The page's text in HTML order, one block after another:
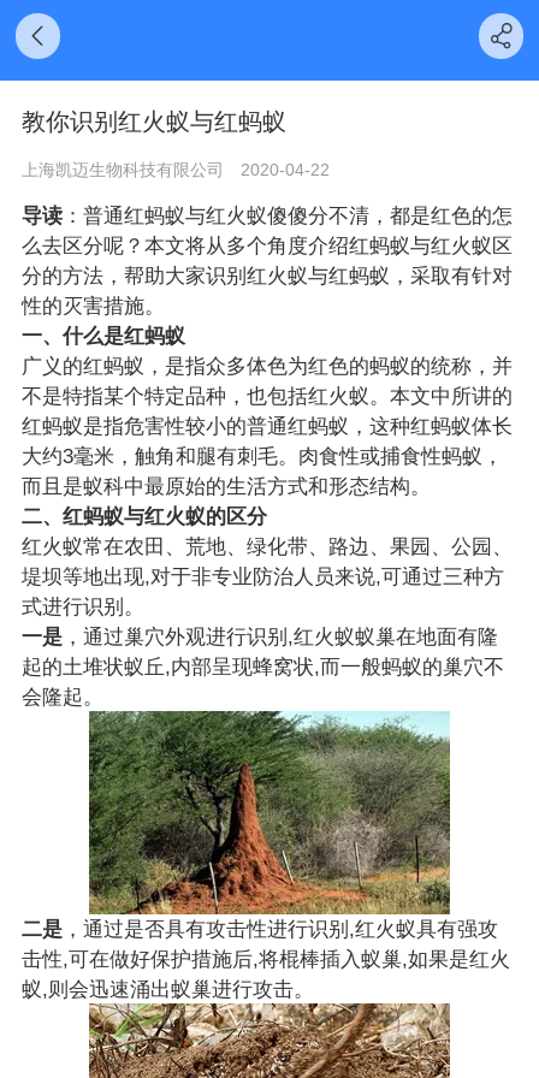
教你识别红火蚁与红蚂蚁
上海凯迈生物科技有限公司 2020-04-22
导读 ：普通红蚂蚁与红火蚁傻傻分不清，都是红色的怎
么去区分呢？本文将从多个角度介绍红蚂蚁与红火蚁区
分的方法，帮助大家识别红火蚁与红蚂蚁，采取有针对
性的灭害措施。
一、什么是红蚂蚁
广义的红蚂蚁，是指众多体色为红色的蚂蚁的统称，并
不是特指某个特定品种 ，也包括红火蚁。本文中所讲的
红蚂蚁是指危害性较小的普通红蚂蚁，这种红蚂蚁体长
大约3毫米，触角和腿有刺毛。肉食性或捕食性蚂蚁，
而且是蚁科中最原始的生活方式和形态结构。
二、红蚂蚁与红火蚁的区分
红火蚁常在农田、荒地、绿化带、路边、果园、公园、
堤坝等地出现,对于非专业防治人员来说,可通过三种方
式进行识别。
一是 ，通过巢穴外观进行识别,红火蚁蚁巢在地面有隆
起的土堆状蚁丘,内部呈现蜂窝状,而一般蚂蚁的巢穴不
会隆起。
二是 ，通过是否具有攻击性进行识别,红火蚁具有强攻
击性,可在做好保护措施后,将棍棒插入蚁巢,如果是红火
蚁,则会迅速涌出蚁巢进行攻击。